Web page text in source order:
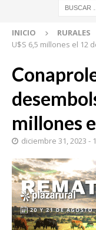
INICIO RURALES
U$S 6,5 millones el 12
millones
diciembre 31, 2023 -